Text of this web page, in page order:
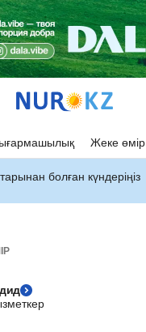
Жеке өмір
болған күндеріңіз